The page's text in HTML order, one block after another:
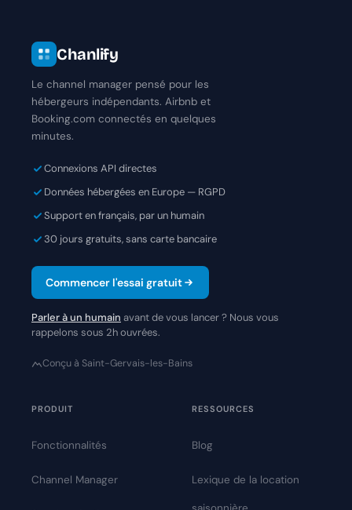
Chanlify
Le channel manager pensé pour les
hébergeurs indépendants. Airbnb et
Booking.com connectés en quelques
minutes.
Connexions API directes
Données hébergées en Europe — RGPD
Support en français, par un humain
30 jours gratuits, sans carte bancaire
Commencer l'essai gratuit
Parler à un humain avant de vous lancer ? Nous vous
rappelons sous 2h ouvrées.
Conçu à Saint-Gervais-les-Bains
PRODUIT
Fonctionnalités
Channel Manager
RESSOURCES
Blog
Lexique de la location